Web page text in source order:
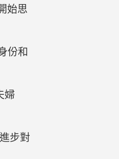
始思
份和
婦
步對